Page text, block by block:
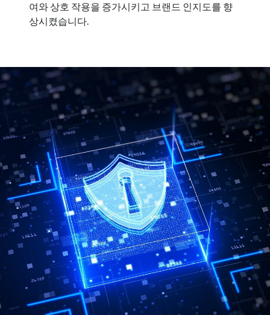
여와 상호 작용을 증가시키고 브랜드 인지도를 향
상시켰습니다.